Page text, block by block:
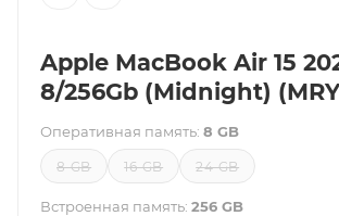
Apple MacBook Air 15
8/256Gb (Midnight)
Оперативная память: 8 GB
8 GB 16 GB 24 GB
Встроенная память: 256 GB